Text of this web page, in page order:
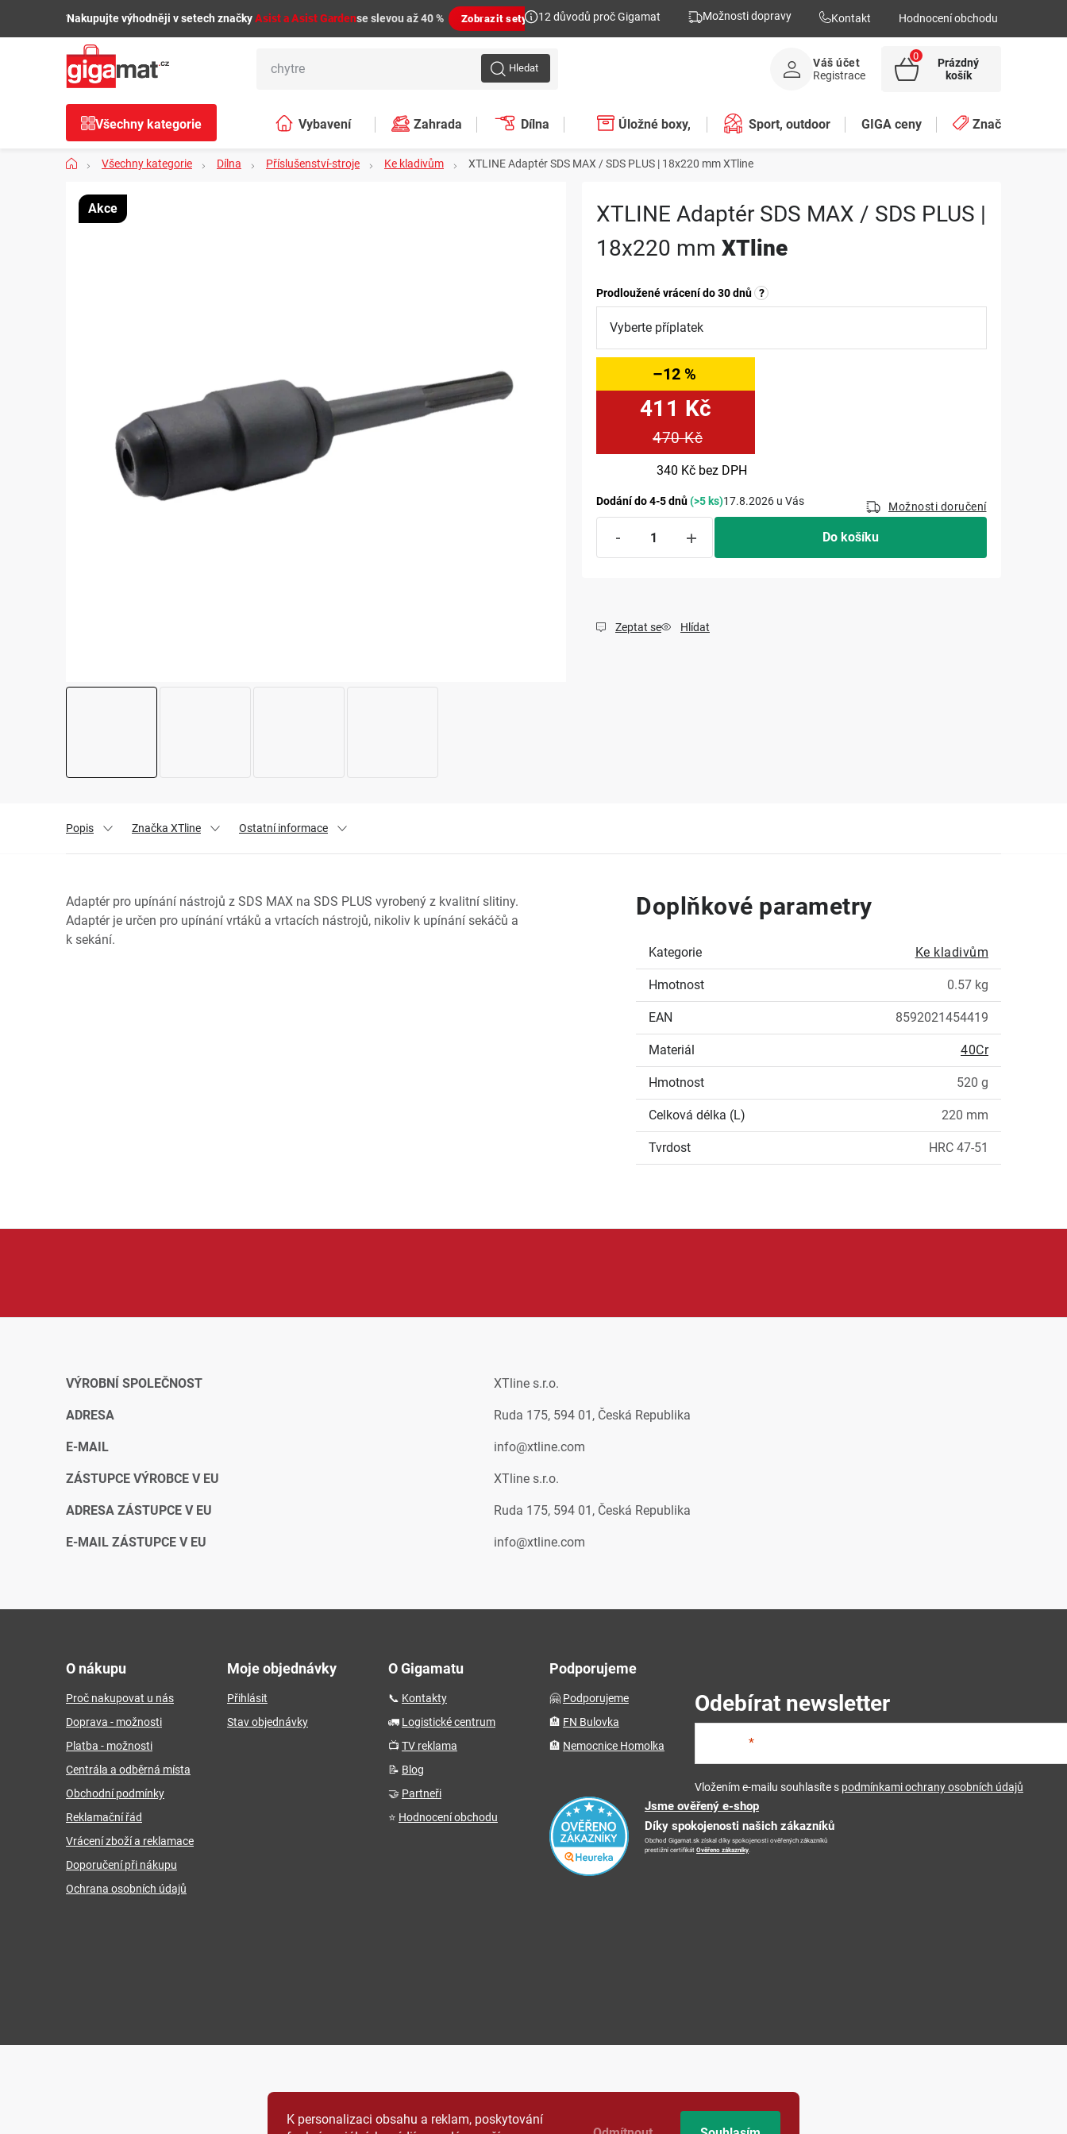
K personalizaci obsahu a reklam, poskytování
🌿Nakupujte výhodněji v setech značkyAsist a Asist Gardense slevou až 40 % Zobrazit sety 12 důvodů proč Gigamat Možnosti dopravy Kontakt Hodnocení obchodu
Hledat
Váš účet
Registrace
NÁKUPNÍ
Prázdný
košík
Všechny kategorie Vybavení
domácnosti
Zahrada Dílna Úložné boxy,
plastové regály,
organizéry
Sport, outdoor GIGA ceny Značky
DomůVšechny kategorie Dílna Příslušenství-stroje Ke kladivům XTLINE Adaptér SDS MAX / SDS PLUS | 18x220 mmXTline
XTLINE Adaptér SDS MAX / SDS PLUS |
18x220 mm XTline
Prodloužené vrácení do 30 dnů ?
470 Kč
–12 %
411 Kč
340 Kč bez DPH
Dodání do 4-5 dnů(>5 ks)17.8.2026 Možnosti doručení
Do košíku
Zeptat se Hlídat
Akce
Popis Značka XTline Ostatní informace
Adaptér pro upínání nástrojů z SDS MAX na SDS PLUS vyrobený z kvalitní slitiny.
Adaptér je určen pro upínání vrtáků a vrtacích nástrojů, nikoliv k upínání sekáčů a
k sekání.
Doplňkové parametry
Kategorie Ke kladivům
Hmotnost 0.57 kg
EAN 8592021454419
Materiál 40Cr
Hmotnost 520 g
Celková délka (L) 220 mm
Tvrdost HRC 47-51
VÝROBNÍ SPOLEČNOST XTline s.r.o.
ADRESA Ruda 175, 594 01, Česká Republika
E-MAIL info@xtline.com
ZÁSTUPCE VÝROBCE V EU XTline s.r.o.
ADRESA ZÁSTUPCE V EU Ruda 175, 594 01, Česká Republika
E-MAIL ZÁSTUPCE V EU info@xtline.com
Odebírat newsletter
Vložením e-mailu souhlasíte s podmínkami ochrany osobních údajů
O nákupu
Proč nakupovat u nás
Doprava - možnosti
Platba - možnosti
Centrála a odběrná místa
Obchodní podmínky
Reklamační řád
Vrácení zboží a reklamace
Doporučení při nákupu
Ochrana osobních údajů
Moje objednávky
Přihlásit
Stav objednávky
O Gigamatu
📞 Kontakty
🚛 Logistické centrum
📺 TV reklama
📝 Blog
🤝 Partneři
⭐ Hodnocení obchodu
Podporujeme
🤗 Podporujeme
🏨 FN Bulovka
🏨 Nemocnice Homolka
Jsme ověřený e-shop
Díky spokojenosti našich zákazníků
Obchod Gigamat.sk získal díky spokojenosti ověřených zákazníků
prestižní certifikát Ověřeno zákazníky.